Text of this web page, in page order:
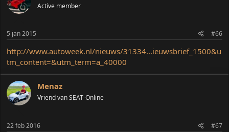
Active member
5 jan 2015 #66
http://www.autoweek.nl/nieuws/31334...ieuwsbrief_1500&u
tm_content=&utm_term=a_40000
Menaz
Vriend van SEAT-Online
22 feb 2016 #67